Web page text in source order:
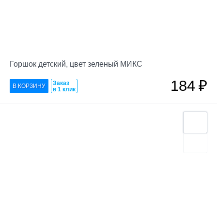
Горшок детский, цвет зеленый МИКС
Заказ
в 1 клик
184₽